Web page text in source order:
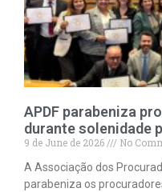
APDF parabeniza
durante solenidade
9 de June de 2026
No
A Associação dos
parabeniza os